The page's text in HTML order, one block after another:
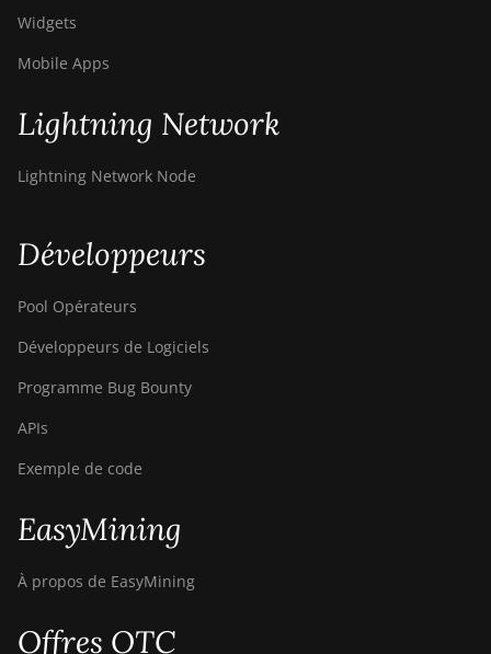
Hydro
Bitmain Antminer AL1
Canaan Avalon A15-194T
Canaan Avalon A1566
Canaan Avalon A1566I
Canaan Avalon A15XP-206T
Canaan Avalon A16XP (300Th)
Canaan Avalon Made A1346
Canaan Avalon Made A1466
Widgets
Mobile Apps
Lightning Network
Lightning Network Node
Développeurs
Pool Opérateurs
Développeurs de Logiciels
Programme Bug Bounty
APIs
Exemple de code
EasyMining
À propos de EasyMining
Offres OTC